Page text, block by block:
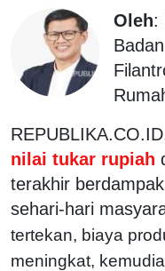
Oleh:
nilai tukar rupiah
terakhir
sehari-hari
tertekan, biaya
meningkat,